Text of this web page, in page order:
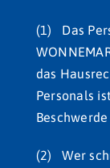
(1) Das
das
Personals
(2) Wer